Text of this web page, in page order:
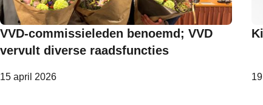
VVD-commissieleden benoemd; VVD
vervult diverse raadsfuncties
15 april 2026